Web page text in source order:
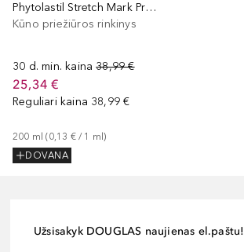
Phytolastil Stretch Mark Prevention Gel
Kūno priežiūros rinkinys
30 d. min. kaina 38,99 €
25,34 €
Reguliari kaina 38,99 €
200 ml (0,13 € / 1 ml)
DOVANA
Užsisakyk DOUGLAS naujienas el.paštu!